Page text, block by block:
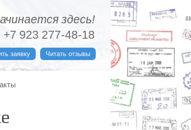
здесь!
923 277-48-18
заявку Читать отзывы